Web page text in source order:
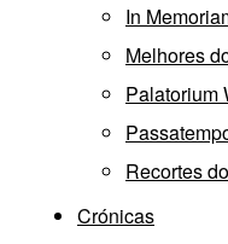
In
Melhores
Palatorium
Recortes
Crónicas